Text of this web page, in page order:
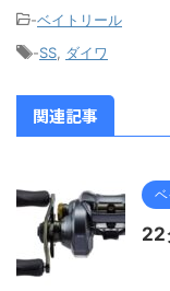
-ベイトリール
-SS ダイワ
関連記事
22